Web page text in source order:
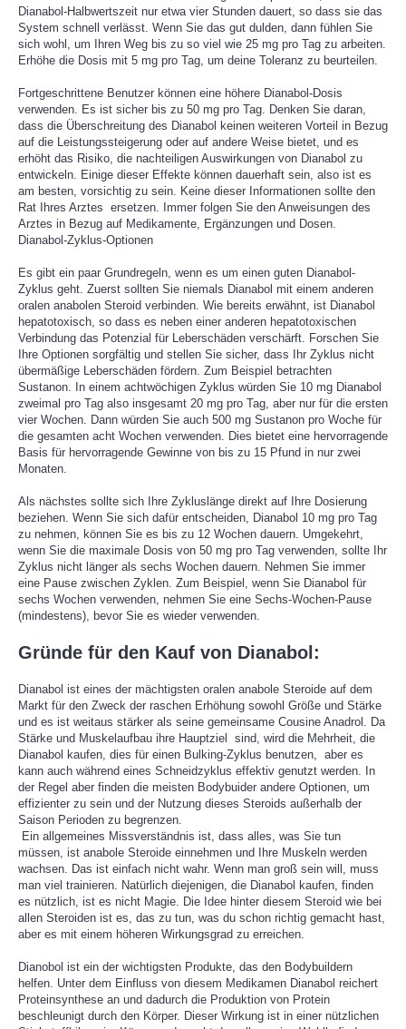
Dianabol-Halbwertszeit nur etwa vier Stunden dauert, so dass sie das
System schnell verlässt. Wenn Sie das gut dulden, dann fühlen Sie
sich wohl, um Ihren Weg bis zu so viel wie 25 mg pro Tag zu arbeiten.
Erhöhe die Dosis mit 5 mg pro Tag, um deine Toleranz zu beurteilen.
Fortgeschrittene Benutzer können eine höhere Dianabol-Dosis
verwenden. Es ist sicher bis zu 50 mg pro Tag. Denken Sie daran,
dass die Überschreitung des Dianabol keinen weiteren Vorteil in Bezug
auf die Leistungssteigerung oder auf andere Weise bietet, und es
erhöht das Risiko, die nachteiligen Auswirkungen von Dianabol zu
entwickeln. Einige dieser Effekte können dauerhaft sein, also ist es
am besten, vorsichtig zu sein. Keine dieser Informationen sollte den
Rat Ihres Arztes ersetzen. Immer folgen Sie den Anweisungen des
Arztes in Bezug auf Medikamente, Ergänzungen und Dosen.
Dianabol-Zyklus-Optionen
Es gibt ein paar Grundregeln, wenn es um einen guten Dianabol-
Zyklus geht. Zuerst sollten Sie niemals Dianabol mit einem anderen
oralen anabolen Steroid verbinden. Wie bereits erwähnt, ist Dianabol
hepatotoxisch, so dass es neben einer anderen hepatotoxischen
Verbindung das Potenzial für Leberschäden verschärft. Forschen Sie
Ihre Optionen sorgfältig und stellen Sie sicher, dass Ihr Zyklus nicht
übermäßige Leberschäden fördern. Zum Beispiel betrachten
Sustanon. In einem achtwöchigen Zyklus würden Sie 10 mg Dianabol
zweimal pro Tag also insgesamt 20 mg pro Tag, aber nur für die ersten
vier Wochen. Dann würden Sie auch 500 mg Sustanon pro Woche für
die gesamten acht Wochen verwenden. Dies bietet eine hervorragende
Basis für hervorragende Gewinne von bis zu 15 Pfund in nur zwei
Monaten.
Als nächstes sollte sich Ihre Zykluslänge direkt auf Ihre Dosierung
beziehen. Wenn Sie sich dafür entscheiden, Dianabol 10 mg pro Tag
zu nehmen, können Sie es bis zu 12 Wochen dauern. Umgekehrt,
wenn Sie die maximale Dosis von 50 mg pro Tag verwenden, sollte Ihr
Zyklus nicht länger als sechs Wochen dauern. Nehmen Sie immer
eine Pause zwischen Zyklen. Zum Beispiel, wenn Sie Dianabol für
sechs Wochen verwenden, nehmen Sie eine Sechs-Wochen-Pause
(mindestens), bevor Sie es wieder verwenden.
Gründe für den Kauf von Dianabol:
Dianabol ist eines der mächtigsten oralen anabole Steroide auf dem
Markt für den Zweck der raschen Erhöhung sowohl Größe und Stärke
und es ist weitaus stärker als seine gemeinsame Cousine Anadrol. Da
Stärke und Muskelaufbau ihre Hauptziel sind, wird die Mehrheit, die
Dianabol kaufen, dies für einen Bulking-Zyklus benutzen, aber es
kann auch während eines Schneidzyklus effektiv genutzt werden. In
der Regel aber finden die meisten Bodybuider andere Optionen, um
effizienter zu sein und der Nutzung dieses Steroids außerhalb der
Saison Perioden zu begrenzen.
Ein allgemeines Missverständnis ist, dass alles, was Sie tun
müssen, ist anabole Steroide einnehmen und Ihre Muskeln werden
wachsen. Das ist einfach nicht wahr. Wenn man groß sein will, muss
man viel trainieren. Natürlich diejenigen, die Dianabol kaufen, finden
es nützlich, ist es nicht Magie. Die Idee hinter diesem Steroid wie bei
allen Steroiden ist es, das zu tun, was du schon richtig gemacht hast,
aber es mit einem höheren Wirkungsgrad zu erreichen.
Dianobol ist ein der wichtigsten Produkte, das den Bodybuildern
helfen. Unter dem Einfluss von diesem Medikamen Dianabol reichert
Proteinsynthese an und dadurch die Produktion von Protein
beschleunigt durch den Körper. Dieser Wirkung ist in einer nützlichen